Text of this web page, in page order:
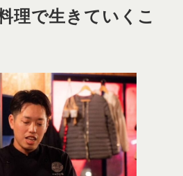
理で生きていくこ